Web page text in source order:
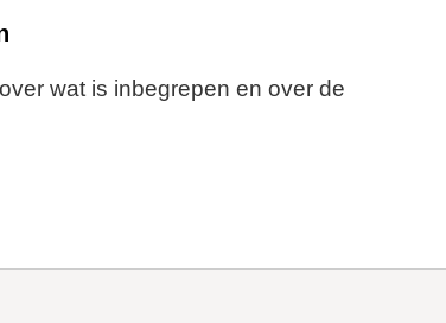
wat is inbegrepen en over de